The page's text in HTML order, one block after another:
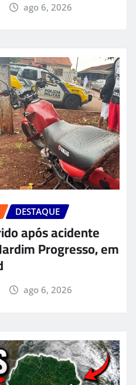
ago 6, 2026
DESTAQUE
após acidente
Progresso, em
ago 6, 2026